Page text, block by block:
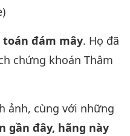
đám mây. Họ đã
chứng khoán Thâm
ảnh, cùng với những
gần đây, hãng này